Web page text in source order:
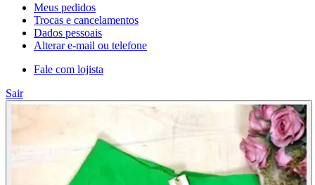
Meus pedidos
Trocas e cancelamentos
Dados pessoais
Alterar e-mail ou telefone
Fale com lojista
Sair